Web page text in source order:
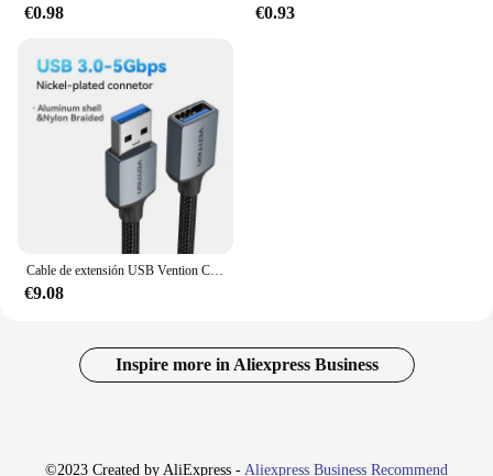
€0.98 €0.93
Cable de extensión USB Vention Cable de transferencia rápida USB 3.0 de 5 Gbps para computadora portátil, TV, PS5, Xbox, Smart TV, PC Cable de extensión macho a hembra
€9.08
Inspire more in Aliexpress Business
©2023 Created by AliExpress - Aliexpress Business Recommend